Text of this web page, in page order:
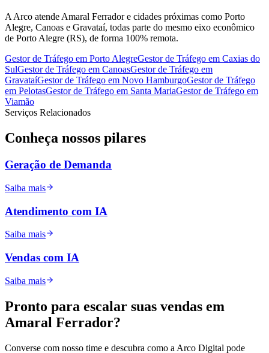
A Arco atende Amaral Ferrador e cidades próximas como Porto
Alegre, Canoas e Gravataí, todas parte do mesmo eixo econômico
de Porto Alegre (RS), de forma 100% remota.
Gestor de Tráfego em Porto AlegreGestor de Tráfego em Caxias do
SulGestor de Tráfego em CanoasGestor de Tráfego em
GravataíGestor de Tráfego em Novo HamburgoGestor de Tráfego
em PelotasGestor de Tráfego em Santa MariaGestor de Tráfego em
Viamão
Serviços Relacionados
Conheça nossos pilares
Geração de Demanda
Saiba mais
Atendimento com IA
Saiba mais
Vendas com IA
Saiba mais
Pronto para escalar suas vendas em
Amaral Ferrador?
Converse com nosso time e descubra como a Arco Digital pode